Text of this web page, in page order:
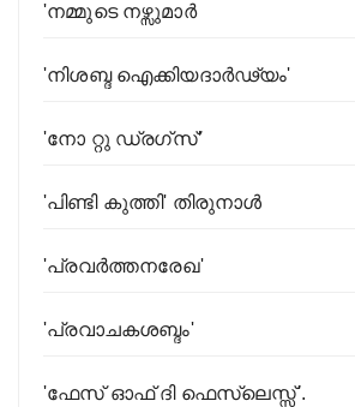
'നമ്മുടെ നഴ്സുമാർ
'നിശബ്ദ ഐക്കിയദാർഢ്യം'
'നോ റ്റു ഡ്രഗ്സ്’
'പിണ്ടി കുത്തി' തിരുനാള്‍
'പ്രവര്‍ത്തനരേഖ'
'പ്രവാചകശബ്ദം'
'ഫേസ് ഓഫ് ദി ഫെസ്‌ലെസ്സ്'.